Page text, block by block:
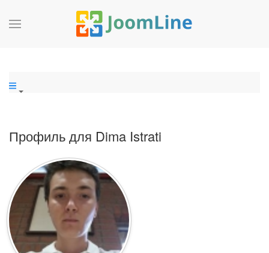
Профиль для Dima Istrati